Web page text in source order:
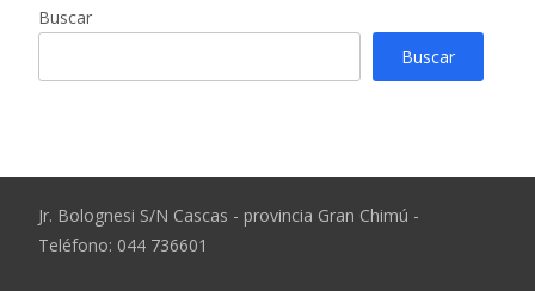
Buscar
Buscar
Jr. Bolognesi S/N Cascas - provincia Gran Chimú -
Teléfono: 044 736601